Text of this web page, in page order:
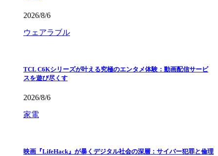
2026/8/6
ウェアラブル
TCL C6Kシリーズが叶える究極のエンタメ体験：動画配信サービ
スを遊び尽くす
2026/8/6
家電
映画『LifeHack』が暴くデジタル社会の深層：サイバー犯罪と倫理